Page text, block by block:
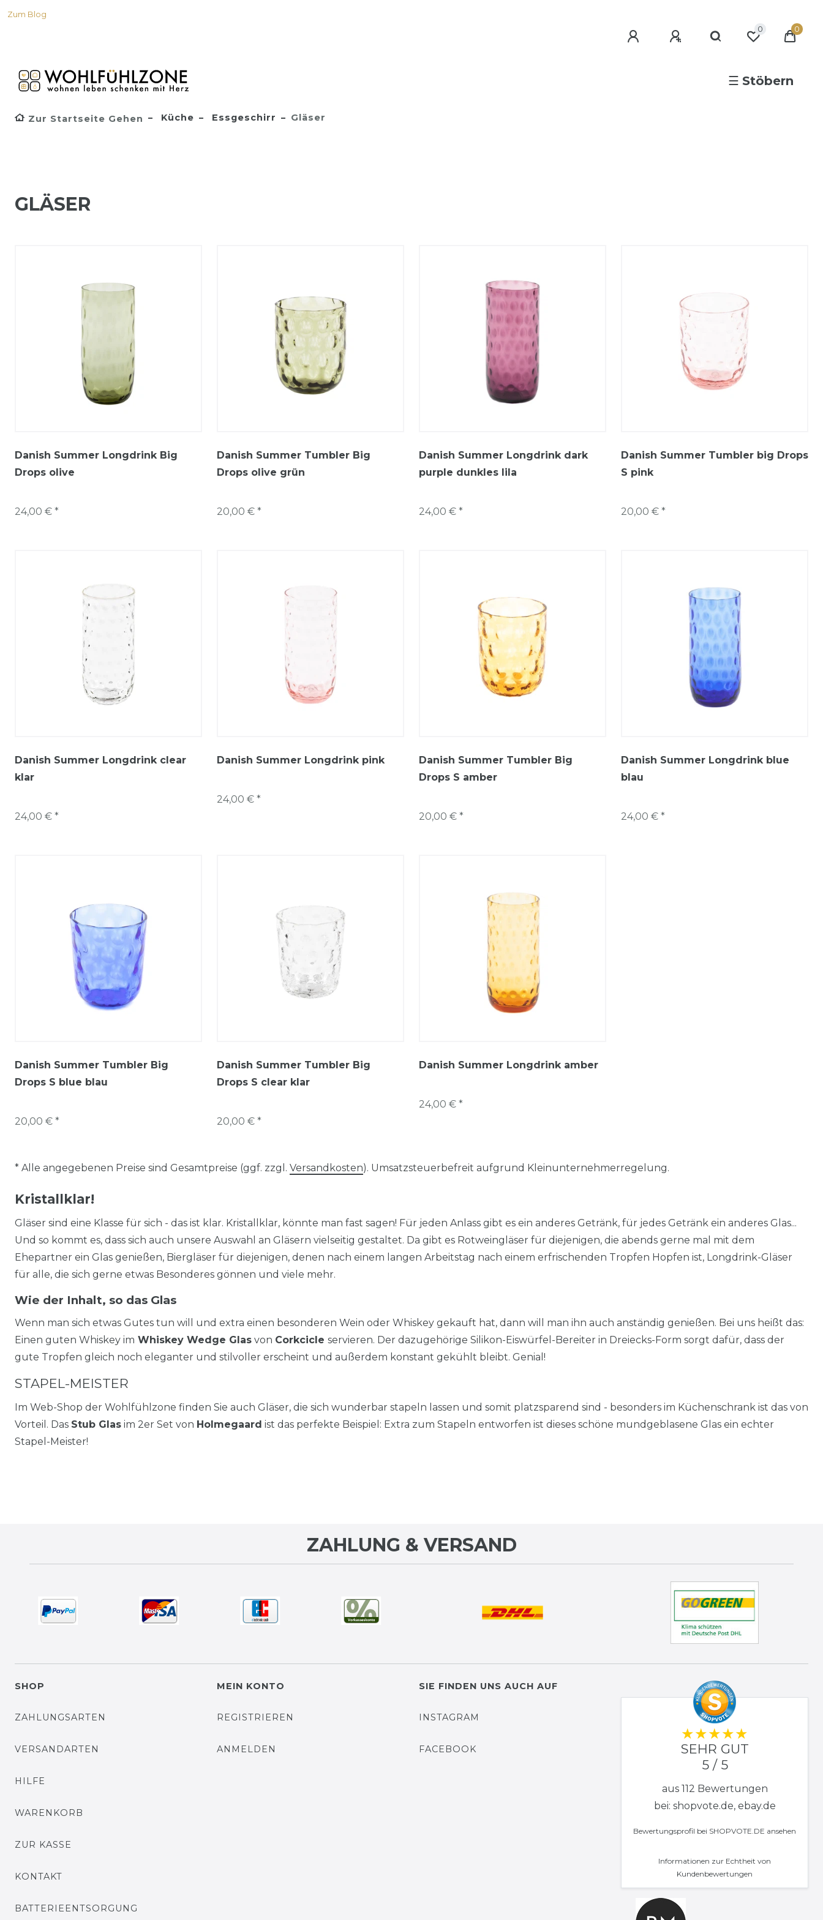
Zum Blog
0
0
☰ Stöbern
Zur Startseite Gehen Küche Essgeschirr Gläser
GLÄSER
Danish Summer Longdrink Big
Drops olive
24,00 € *
Danish Summer Tumbler Big
Drops olive grün
20,00 € *
Danish Summer Longdrink dark
purple dunkles lila
24,00 € *
Danish Summer Tumbler big Drops
S pink
20,00 € *
Danish Summer Longdrink clear
klar
24,00 € *
Danish Summer Longdrink pink
24,00 € *
Danish Summer Tumbler Big
Drops S amber
20,00 € *
Danish Summer Longdrink blue
blau
24,00 € *
Danish Summer Tumbler Big
Drops S blue blau
20,00 € *
Danish Summer Tumbler Big
Drops S clear klar
20,00 € *
Danish Summer Longdrink amber
24,00 € *
* Alle angegebenen Preise sind Gesamtpreise (ggf. zzgl. Versandkosten). Umsatzsteuerbefreit aufgrund Kleinunternehmerregelung.
Kristallklar!
Gläser sind eine Klasse für sich - das ist klar. Kristallklar, könnte man fast sagen! Für jeden Anlass gibt es ein anderes Getränk, für jedes Getränk ein anderes Glas...
Und so kommt es, dass sich auch unsere Auswahl an Gläsern vielseitig gestaltet. Da gibt es Rotweingläser für diejenigen, die abends gerne mal mit dem
Ehepartner ein Glas genießen, Biergläser für diejenigen, denen nach einem langen Arbeitstag nach einem erfrischenden Tropfen Hopfen ist, Longdrink-Gläser
für alle, die sich gerne etwas Besonderes gönnen und viele mehr.
Wie der Inhalt, so das Glas
Wenn man sich etwas Gutes tun will und extra einen besonderen Wein oder Whiskey gekauft hat, dann will man ihn auch anständig genießen. Bei uns heißt das:
Einen guten Whiskey im Whiskey Wedge Glas von Corkcicle servieren. Der dazugehörige Silikon-Eiswürfel-Bereiter in Dreiecks-Form sorgt dafür, dass der
gute Tropfen gleich noch eleganter und stilvoller erscheint und außerdem konstant gekühlt bleibt. Genial!
STAPEL-MEISTER
Im Web-Shop der Wohlfühlzone finden Sie auch Gläser, die sich wunderbar stapeln lassen und somit platzsparend sind - besonders im Küchenschrank ist das von
Vorteil. Das Stub Glas im 2er Set von Holmegaard ist das perfekte Beispiel: Extra zum Stapeln entworfen ist dieses schöne mundgeblasene Glas ein echter
Stapel-Meister!
ZAHLUNG & VERSAND
SHOP
ZAHLUNGSARTEN
VERSANDARTEN
HILFE
WARENKORB
ZUR KASSE
KONTAKT
BATTERIEENTSORGUNG
MEIN KONTO
REGISTRIEREN
ANMELDEN
SIE FINDEN UNS AUCH AUF
INSTAGRAM
FACEBOOK
SEHR GUT
5 / 5
aus 112 Bewertungen
bei: shopvote.de, ebay.de
Bewertungsprofil bei SHOPVOTE.DE ansehen
Informationen zur Echtheit von
Kundenbewertungen